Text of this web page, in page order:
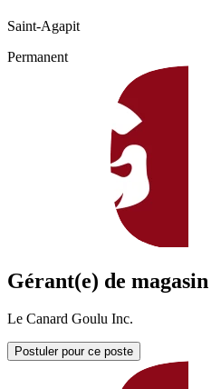
Saint-Agapit
Permanent
Gérant(e) de magasin
Le Canard Goulu Inc.
Postuler pour ce poste